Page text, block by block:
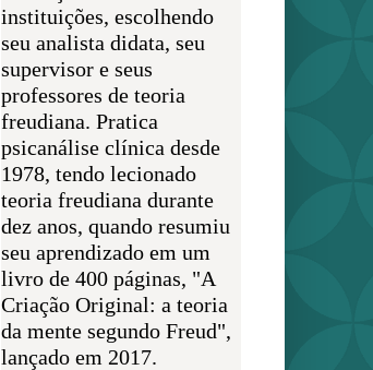
instituições, escolhendo
seu analista didata, seu
supervisor e seus
professores de teoria
freudiana. Pratica
psicanálise clínica desde
1978, tendo lecionado
teoria freudiana durante
dez anos, quando resumiu
seu aprendizado em um
livro de 400 páginas, "A
Criação Original: a teoria
da mente segundo Freud",
lançado em 2017.